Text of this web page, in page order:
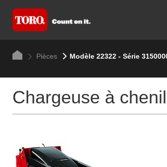
Pièces Modèle 22322 - Série
Chargeuse à